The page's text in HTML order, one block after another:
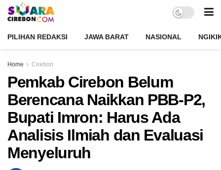
PILIHAN REDAKSI JAWA BARAT NASIONAL
Home Cirebon
Pemkab Cirebon Belum
Berencana Naikkan PBB-P2,
Bupati Imron: Harus Ada
Analisis Ilmiah dan Evaluasi
Menyeluruh